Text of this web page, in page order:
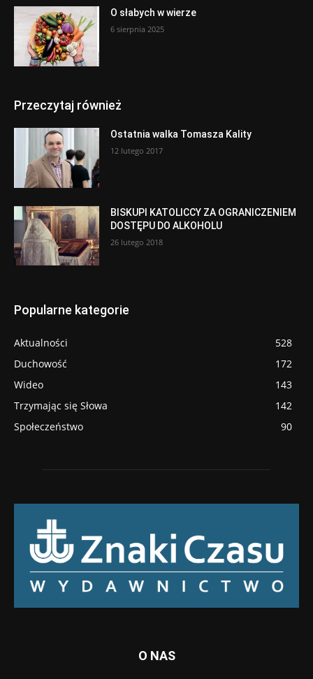
O słabych w wierze
6 sierpnia 2025
Przeczytaj również
Ostatnia walka Tomasza Kality
12 lutego 2017
BISKUPI KATOLICCY ZA OGRANICZENIEM
DOSTĘPU DO ALKOHOLU
26 lutego 2018
Popularne kategorie
Aktualności
528
Duchowość
172
Wideo
143
Trzymając się Słowa
142
Społeczeństwo
90
O NAS